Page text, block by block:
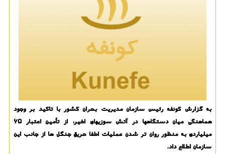
به گزارش كونفه رئیس سازمان مدیریت بحران كشور با تاكید بر وجود
هماهنگی میان دستگاهها در آتش سوزیهای اخیر، از تأمین اعتبار ۶۵
میلیاردی به منظور روان تر شدن عملیات اطفا حریق جنگل ها از جانب این
سازمان اطلاع داد.